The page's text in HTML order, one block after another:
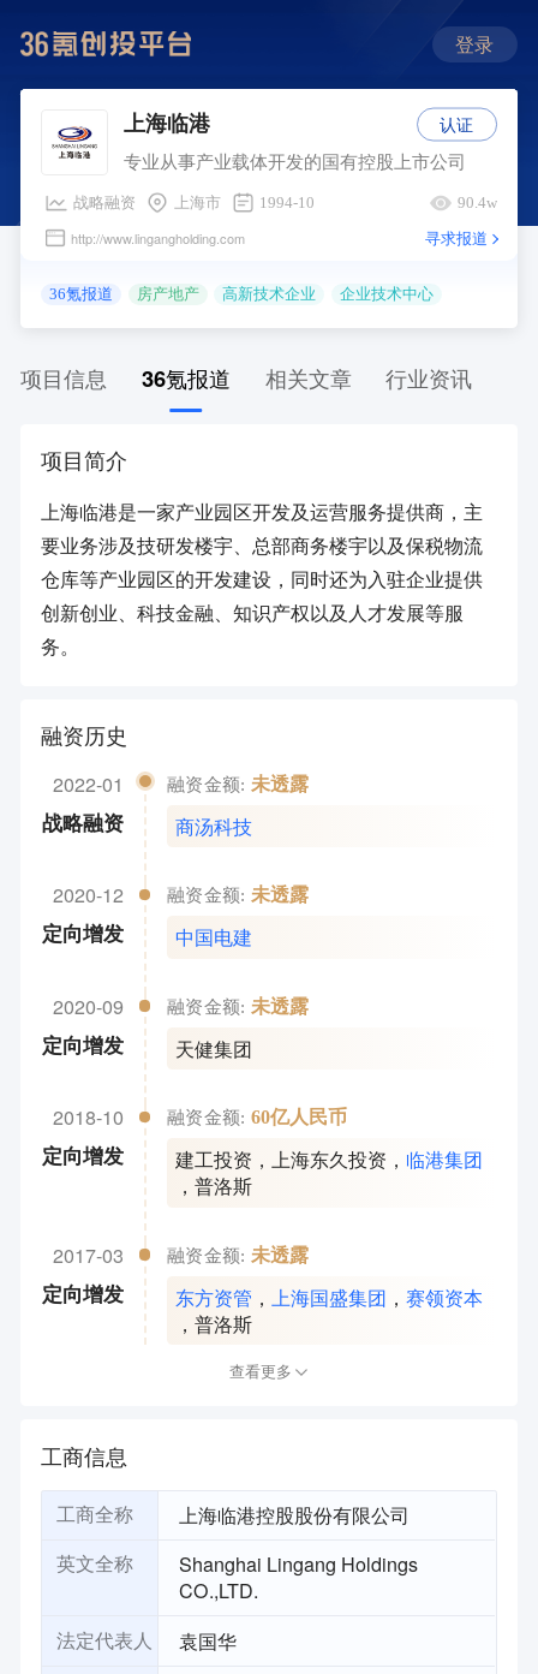
登录
上海临港
专业从事产业载体开发的国有控股上市公司
战略融资 上海市 1994-10 90.4w
http://www.lingangholding.com 寻求报道
36氪报道 房产地产 高新技术企业 企业技术中心
认证
项目信息 36氪报道 相关文章 行业资讯
项目简介
上海临港是一家产业园区开发及运营服务提供商，主
要业务涉及技研发楼宇、总部商务楼宇以及保税物流
仓库等产业园区的开发建设，同时还为入驻企业提供
创新创业、科技金融、知识产权以及人才发展等服
务。
融资历史
2022-01
战略融资
融资金额: 未透露
商汤科技
2020-12
定向增发
融资金额: 未透露
中国电建
2020-09
定向增发
融资金额: 未透露
天健集团
2018-10
定向增发
融资金额: 60亿人民币
建工投资 ，上海东久投资 ， 临港集团
，普洛斯
2017-03
定向增发
融资金额: 未透露
东方资管 ， 上海国盛集团 ，赛领资本
，普洛斯
查看更多
工商信息
工商全称 上海临港控股股份有限公司
英文全称
Shanghai Lingang Holdings
CO.,LTD.
法定代表人 袁国华